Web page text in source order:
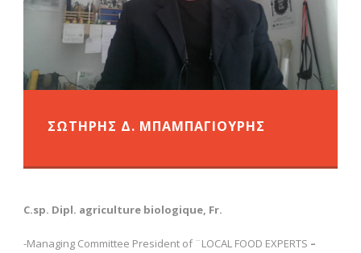
ΣΩΤΗΡΗΣ Δ. ΜΠΑΜΠΑΓΙΟΥΡΗΣ
C.sp. Dipl. agriculture biologique, Fr.
-Managing Committee President of ¨LOCAL FOOD EXPERTS –